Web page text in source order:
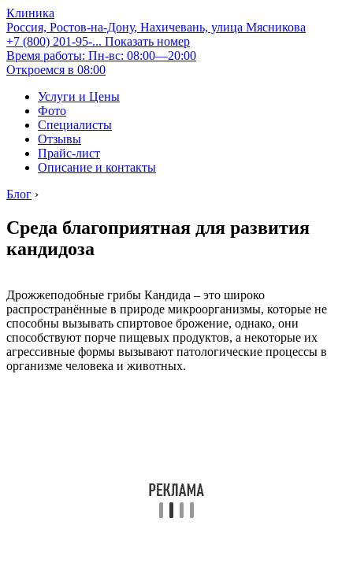
Клиника
Россия, Ростов-на-Дону, Нахичевань, улица Мясникова
+7 (800) 201-95-... Показать номер
Время работы: Пн-вс: 08:00—20:00
Откроемся в 08:00
Услуги и Цены
Фото
Специалисты
Отзывы
Прайс-лист
Описание и контакты
Блог ›
Среда благоприятная для развития
кандидоза
Дрожжеподобные грибы Кандида – это широко
распространённые в природе микроорганизмы, которые не
способны вызывать спиртовое брожение, однако, они
способствуют порче пищевых продуктов, а некоторые их
агрессивные формы вызывают патологические процессы в
организме человека и животных.